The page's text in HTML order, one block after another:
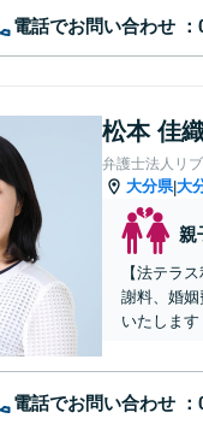
電話でお問い合わせ
松本 佳
弁護士法人リ
大分県|大
親
【法テラ
謝料、婚
いたします
電話でお問い合わせ